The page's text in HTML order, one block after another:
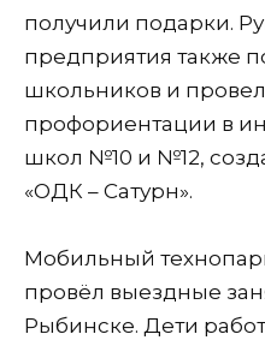
получили подарки.
предприятия также
школьников и
профориентации в
школ №10 и №12,
«ОДК – Сатурн».
Мобильный
провёл выездные
Рыбинске. Дети